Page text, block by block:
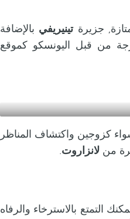
جزيرةتينيريفي بالإضافة
من قبل اليونسكو كموقع
كزوجين واكتشاف المناظر
من لانزاروت.
التمتع بالاسترخاء والرفاه